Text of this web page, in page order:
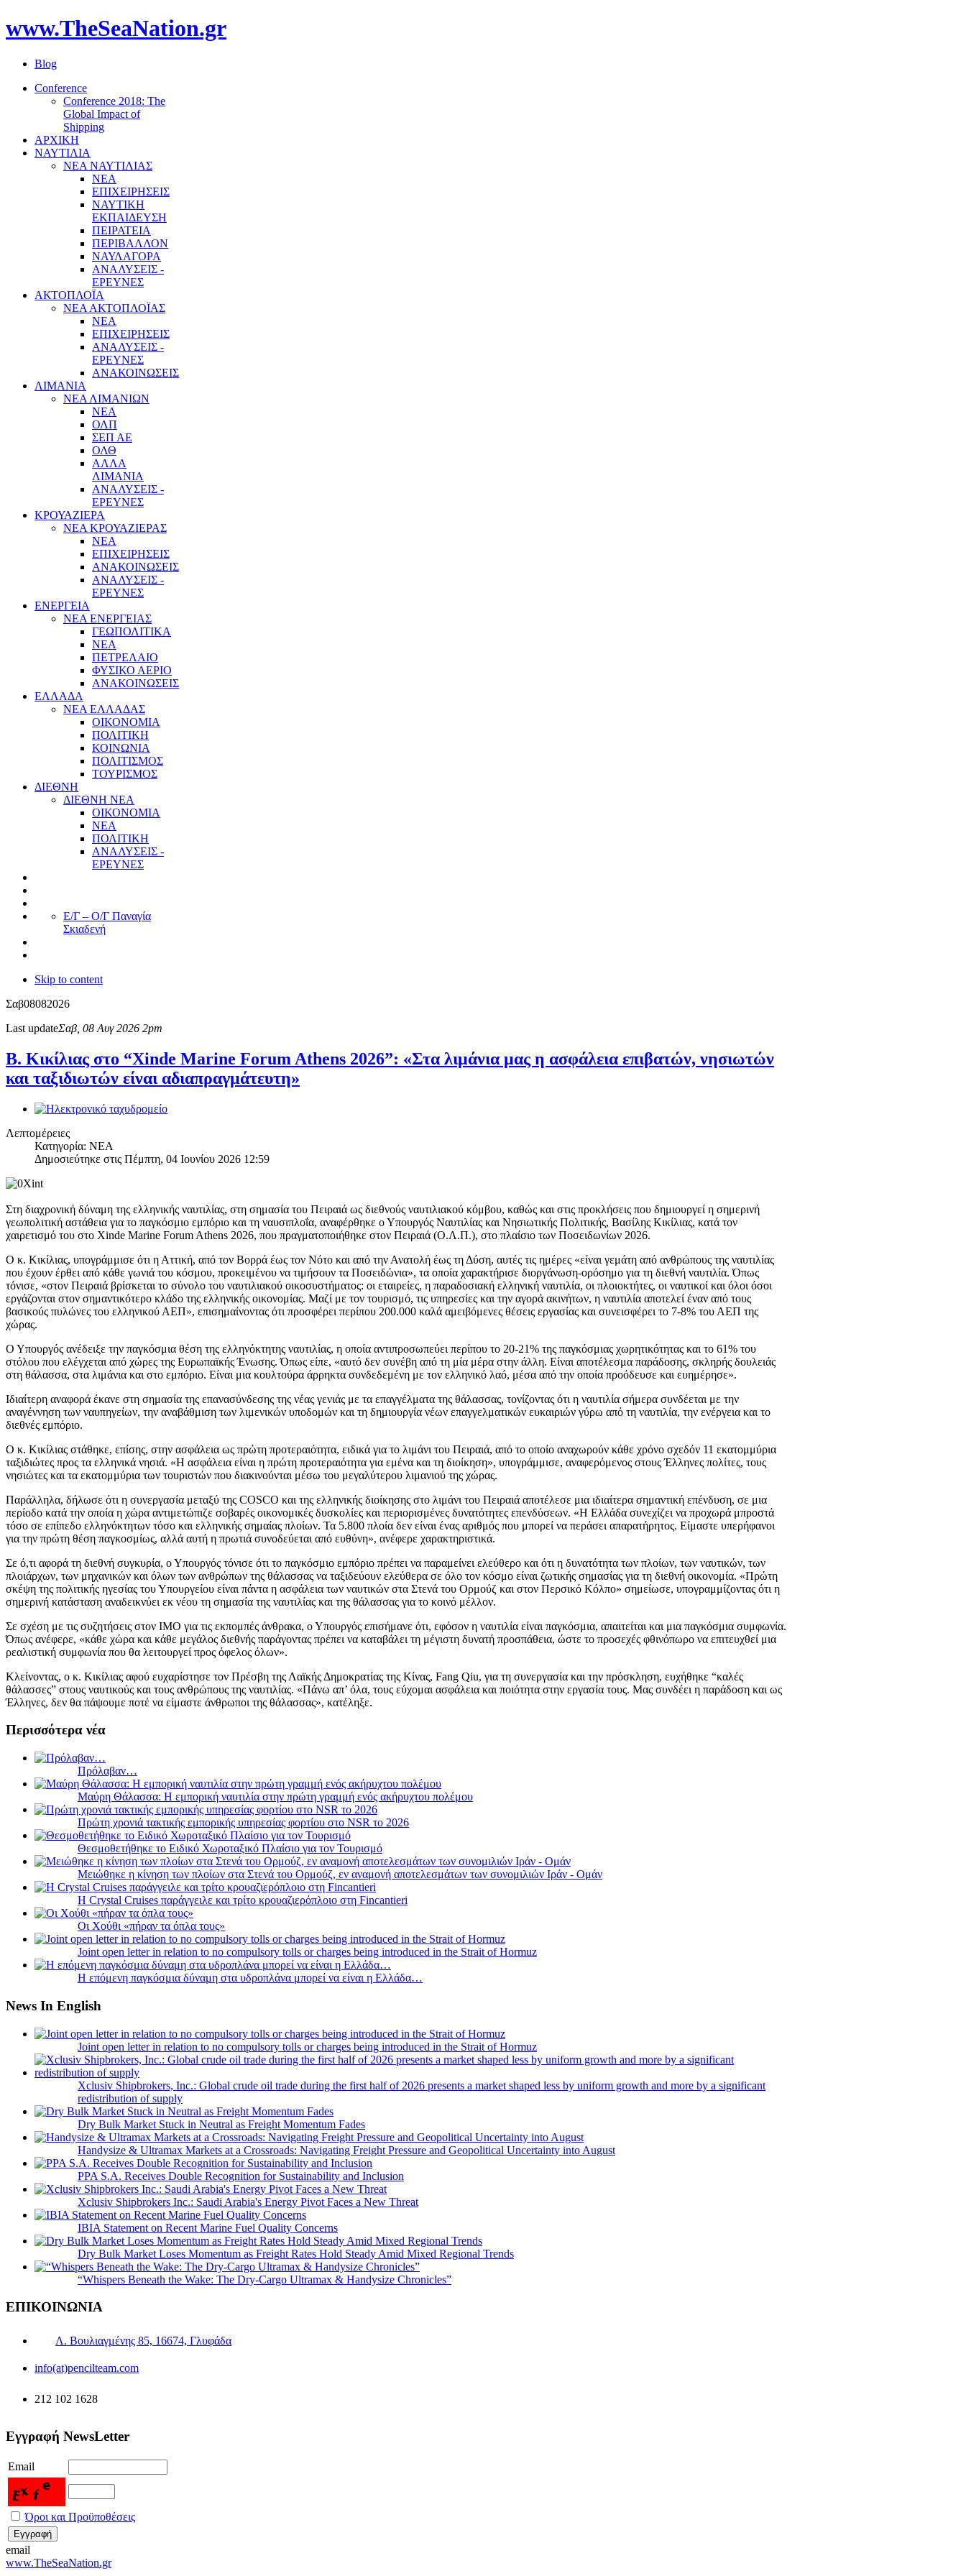
www.TheSeaNation.gr
Blog
Conference
Conference 2018: The
Global Impact of
Shipping
ΑΡΧΙΚΗ
ΝΑΥΤΙΛΙΑ
ΝΕΑ ΝΑΥΤΙΛΙΑΣ
ΝΕΑ
ΕΠΙΧΕΙΡΗΣΕΙΣ
ΝΑΥΤΙΚΗ
ΕΚΠΑΙΔΕΥΣΗ
ΠΕΙΡΑΤΕΙΑ
ΠΕΡΙΒΑΛΛΟΝ
ΝΑΥΛΑΓΟΡΑ
ΑΝΑΛΥΣΕΙΣ -
ΕΡΕΥΝΕΣ
ΑΚΤΟΠΛΟΪΑ
ΝΕΑ ΑΚΤΟΠΛΟΪΑΣ
ΝΕΑ
ΕΠΙΧΕΙΡΗΣΕΙΣ
ΑΝΑΛΥΣΕΙΣ -
ΕΡΕΥΝΕΣ
ΑΝΑΚΟΙΝΩΣΕΙΣ
ΛΙΜΑΝΙΑ
ΝΕΑ ΛΙΜΑΝΙΩΝ
ΝΕΑ
ΟΛΠ
ΣΕΠ ΑΕ
ΟΛΘ
ΑΛΛΑ
ΛΙΜΑΝΙΑ
ΑΝΑΛΥΣΕΙΣ -
ΕΡΕΥΝΕΣ
ΚΡΟΥΑΖΙΕΡΑ
ΝΕΑ ΚΡΟΥΑΖΙΕΡΑΣ
NEA
ΕΠΙΧΕΙΡΗΣΕΙΣ
ΑΝΑΚΟΙΝΩΣΕΙΣ
ΑΝΑΛΥΣΕΙΣ -
ΕΡΕΥΝΕΣ
ΕΝΕΡΓΕΙΑ
ΝΕΑ ΕΝΕΡΓΕΙΑΣ
ΓΕΩΠΟΛΙΤΙΚΑ
ΝΕΑ
ΠΕΤΡΕΛΑΙΟ
ΦΥΣΙΚΟ ΑΕΡΙΟ
ΑΝΑΚΟΙΝΩΣΕΙΣ
ΕΛΛΑΔΑ
ΝΕΑ ΕΛΛΑΔΑΣ
ΟΙΚΟΝΟΜΙΑ
ΠΟΛΙΤΙΚΗ
ΚΟΙΝΩΝΙΑ
ΠΟΛΙΤΙΣΜΟΣ
ΤΟΥΡΙΣΜΟΣ
ΔΙΕΘΝΗ
ΔΙΕΘΝΗ ΝΕΑ
ΟΙΚΟΝΟΜΙΑ
ΝΕΑ
ΠΟΛΙΤΙΚΗ
ΑΝΑΛΥΣΕΙΣ -
ΕΡΕΥΝΕΣ
Ε/Γ – Ο/Γ Παναγία
Σκιαδενή
Skip to content
Σαβ08082026
Last updateΣαβ, 08 Αυγ 2026 2pm
Β. Κικίλιας στο “Xinde Marine Forum Athens 2026”: «Στα λιμάνια μας η ασφάλεια επιβατών, νησιωτών
και ταξιδιωτών είναι αδιαπραγμάτευτη»
Λεπτομέρειες
Κατηγορία: ΝΕΑ
Δημοσιεύτηκε στις Πέμπτη, 04 Ιουνίου 2026 12:59
Στη διαχρονική δύναμη της ελληνικής ναυτιλίας, στη σημασία του Πειραιά ως διεθνούς ναυτιλιακού κόμβου, καθώς και στις προκλήσεις που δημιουργεί η σημερινή
γεωπολιτική αστάθεια για το παγκόσμιο εμπόριο και τη ναυσιπλοΐα, αναφέρθηκε ο Υπουργός Ναυτιλίας και Νησιωτικής Πολιτικής, Βασίλης Κικίλιας, κατά τον
χαιρετισμό του στο Xinde Marine Forum Athens 2026, που πραγματοποιήθηκε στον Πειραιά (Ο.Λ.Π.), στο πλαίσιο των Ποσειδωνίων 2026.
Ο κ. Κικίλιας, υπογράμμισε ότι η Αττική, από τον Βορρά έως τον Νότο και από την Ανατολή έως τη Δύση, αυτές τις ημέρες «είναι γεμάτη από ανθρώπους της ναυτιλίας
που έχουν έρθει από κάθε γωνιά του κόσμου, προκειμένου να τιμήσουν τα Ποσειδώνια», τα οποία χαρακτήρισε διοργάνωση-ορόσημο για τη διεθνή ναυτιλία. Όπως
τόνισε, «στον Πειραιά βρίσκεται το σύνολο του ναυτιλιακού οικοσυστήματος: οι εταιρείες, η παραδοσιακή ελληνική ναυτιλία, οι πλοιοκτήτες, οι ναυτικοί και όλοι όσοι
εργάζονται στον σημαντικότερο κλάδο της ελληνικής οικονομίας. Μαζί με τον τουρισμό, τις υπηρεσίες και την αγορά ακινήτων, η ναυτιλία αποτελεί έναν από τους
βασικούς πυλώνες του ελληνικού ΑΕΠ», επισημαίνοντας ότι προσφέρει περίπου 200.000 καλά αμειβόμενες θέσεις εργασίας και συνεισφέρει το 7-8% του ΑΕΠ της
χώρας.
Ο Υπουργός ανέδειξε την παγκόσμια θέση της ελληνόκτητης ναυτιλίας, η οποία αντιπροσωπεύει περίπου το 20-21% της παγκόσμιας χωρητικότητας και το 61% του
στόλου που ελέγχεται από χώρες της Ευρωπαϊκής Ένωσης. Όπως είπε, «αυτό δεν συνέβη από τη μία μέρα στην άλλη. Είναι αποτέλεσμα παράδοσης, σκληρής δουλειάς
στη θάλασσα, στα λιμάνια και στο εμπόριο. Είναι μια κουλτούρα άρρηκτα συνδεδεμένη με τον ελληνικό λαό, μέσα από την οποία προόδευσε και ευημέρησε».
Ιδιαίτερη αναφορά έκανε στη σημασία της επανασύνδεσης της νέας γενιάς με τα επαγγέλματα της θάλασσας, τονίζοντας ότι η ναυτιλία σήμερα συνδέεται με την
αναγέννηση των ναυπηγείων, την αναβάθμιση των λιμενικών υποδομών και τη δημιουργία νέων επαγγελματικών ευκαιριών γύρω από τη ναυτιλία, την ενέργεια και το
διεθνές εμπόριο.
Ο κ. Κικίλιας στάθηκε, επίσης, στην ασφάλεια ως πρώτη προτεραιότητα, ειδικά για το λιμάνι του Πειραιά, από το οποίο αναχωρούν κάθε χρόνο σχεδόν 11 εκατομμύρια
ταξιδιώτες προς τα ελληνικά νησιά. «Η ασφάλεια είναι η πρώτη προτεραιότητα για εμένα και τη διοίκηση», υπογράμμισε, αναφερόμενος στους Έλληνες πολίτες, τους
νησιώτες και τα εκατομμύρια των τουριστών που διακινούνται μέσω του μεγαλύτερου λιμανιού της χώρας.
Παράλληλα, δήλωσε ότι η συνεργασία μεταξύ της COSCO και της ελληνικής διοίκησης στο λιμάνι του Πειραιά αποτέλεσε μια ιδιαίτερα σημαντική επένδυση, σε μια
περίοδο κατά την οποία η χώρα αντιμετώπιζε σοβαρές οικονομικές δυσκολίες και περιορισμένες δυνατότητες επενδύσεων. «Η Ελλάδα συνεχίζει να προχωρά μπροστά
τόσο σε επίπεδο ελληνόκτητων τόσο και ελληνικής σημαίας πλοίων. Τα 5.800 πλοία δεν είναι ένας αριθμός που μπορεί να περάσει απαρατήρητος. Είμαστε υπερήφανοι
για την πρώτη θέση παγκοσμίως, αλλά αυτή η πρωτιά συνοδεύεται από ευθύνη», ανέφερε χαρακτηριστικά.
Σε ό,τι αφορά τη διεθνή συγκυρία, ο Υπουργός τόνισε ότι το παγκόσμιο εμπόριο πρέπει να παραμείνει ελεύθερο και ότι η δυνατότητα των πλοίων, των ναυτικών, των
πλοιάρχων, των μηχανικών και όλων των ανθρώπων της θάλασσας να ταξιδεύουν ελεύθερα σε όλο τον κόσμο είναι ζωτικής σημασίας για τη διεθνή οικονομία. «Πρώτη
σκέψη της πολιτικής ηγεσίας του Υπουργείου είναι πάντα η ασφάλεια των ναυτικών στα Στενά του Ορμούζ και στον Περσικό Κόλπο» σημείωσε, υπογραμμίζοντας ότι η
σημερινή κατάσταση αναδεικνύει εκ νέου τη σημασία της ναυτιλίας και της θάλασσας για το κοινό μέλλον.
Σε σχέση με τις συζητήσεις στον IMO για τις εκπομπές άνθρακα, ο Υπουργός επισήμανε ότι, εφόσον η ναυτιλία είναι παγκόσμια, απαιτείται και μια παγκόσμια συμφωνία.
Όπως ανέφερε, «κάθε χώρα και κάθε μεγάλος διεθνής παράγοντας πρέπει να καταβάλει τη μέγιστη δυνατή προσπάθεια, ώστε το προσεχές φθινόπωρο να επιτευχθεί μια
ρεαλιστική συμφωνία που θα λειτουργεί προς όφελος όλων».
Κλείνοντας, ο κ. Κικίλιας αφού ευχαρίστησε τον Πρέσβη της Λαϊκής Δημοκρατίας της Κίνας, Fang Qiu, για τη συνεργασία και την πρόσκληση, ευχήθηκε “καλές
θάλασσες” στους ναυτικούς και τους ανθρώπους της ναυτιλίας. «Πάνω απ’ όλα, τους εύχομαι ασφάλεια και ποιότητα στην εργασία τους. Μας συνδέει η παράδοση και ως
Έλληνες, δεν θα πάψουμε ποτέ να είμαστε άνθρωποι της θάλασσας», κατέληξε.
Περισσότερα νέα
Πρόλαβαν…
Μαύρη Θάλασσα: Η εμπορική ναυτιλία στην πρώτη γραμμή ενός ακήρυχτου πολέμου
Πρώτη χρονιά τακτικής εμπορικής υπηρεσίας φορτίου στο NSR το 2026
Θεσμοθετήθηκε το Ειδικό Χωροταξικό Πλαίσιο για τον Τουρισμό
Μειώθηκε η κίνηση των πλοίων στα Στενά του Ορμούζ, εν αναμονή αποτελεσμάτων των συνομιλιών Ιράν - Ομάν
Η Crystal Cruises παράγγειλε και τρίτο κρουαζιερόπλοιο στη Fincantieri
Οι Χούθι «πήραν τα όπλα τους»
Joint open letter in relation to no compulsory tolls or charges being introduced in the Strait of Hormuz
Η επόμενη παγκόσμια δύναμη στα υδροπλάνα μπορεί να είναι η Ελλάδα…
News In English
Joint open letter in relation to no compulsory tolls or charges being introduced in the Strait of Hormuz
Xclusiv Shipbrokers, Inc.: Global crude oil trade during the first half of 2026 presents a market shaped less by uniform growth and more by a significant
redistribution of supply
Dry Bulk Market Stuck in Neutral as Freight Momentum Fades
Handysize & Ultramax Markets at a Crossroads: Navigating Freight Pressure and Geopolitical Uncertainty into August
PPA S.A. Receives Double Recognition for Sustainability and Inclusion
Xclusiv Shipbrokers Inc.: Saudi Arabia's Energy Pivot Faces a New Threat
IBIA Statement on Recent Marine Fuel Quality Concerns
Dry Bulk Market Loses Momentum as Freight Rates Hold Steady Amid Mixed Regional Trends
“Whispers Beneath the Wake: The Dry‑Cargo Ultramax & Handysize Chronicles”
ΕΠΙΚΟΙΝΩΝΙΑ
Λ. Βουλιαγμένης 85, 16674, Γλυφάδα
info(at)pencilteam.com
212 102 1628
Εγγραφή NewsLetter
Email
Όροι και Προϋποθέσεις
email
www.TheSeaNation.gr